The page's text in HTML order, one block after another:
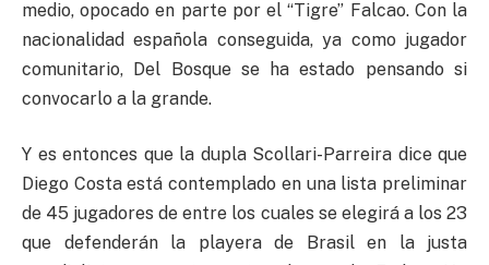
medio, opocado en parte por el “Tigre” Falcao. Con la
nacionalidad española conseguida, ya como jugador
comunitario, Del Bosque se ha estado pensando si
convocarlo a la grande.
Y es entonces que la dupla Scollari-Parreira dice que
Diego Costa está contemplado en una lista preliminar
de 45 jugadores de entre los cuales se elegirá a los 23
que defenderán la playera de Brasil en la justa